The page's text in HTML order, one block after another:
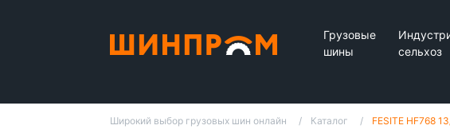
Грузовые
шины
сельхоз
Широкий выбор грузовых шин онлайн Каталог FESITE HF768